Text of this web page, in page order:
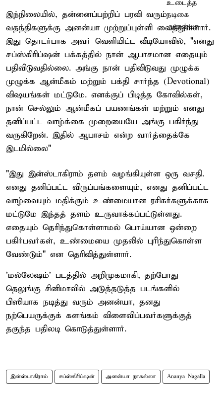
இந்நிலையில், தன்னைப்பற்றிப் பரவி வரும்
வதந்திகளுக்கு அனன்யா முற்றுப்புள்ளி வைத்துள்ளார்.
இது தொடர்பாக அவர் வெளியிட்ட வீடியோவில், "எனது
சப்ஸ்கிரிப்ஷன் பக்கத்தில் நான் ஆபாசமான எதையும்
பதிவிடுவதில்லை. அங்கு நான் பதிவிடுவது முழுக்க
முழுக்க ஆன்மீகம் மற்றும் பக்தி சார்ந்த (Devotional)
விஷயங்கள் மட்டுமே. எனக்குப் பிடித்த கோவில்கள்,
நான் செல்லும் ஆன்மீகப் பயணங்கள் மற்றும் எனது
தனிப்பட்ட வாழ்க்கை முறையையே அங்கு பகிர்ந்து
வருகிறேன். இதில் ஆபாசம் என்ற வார்த்தைக்கே
இடமில்லை"
"இது இன்ஸ்டாகிராம் தளம் வழங்கியுள்ள ஒரு வசதி.
எனது தனிப்பட்ட விருப்பங்களையும், எனது தனிப்பட்ட
வாழ்வையும் மதிக்கும் உண்மையான ரசிகர்களுக்காக
மட்டுமே இந்தத் தளம் உருவாக்கப்பட்டுள்ளது.
எதையும் தெரிந்துகொள்ளாமல் பொய்யான ஒன்றை
பகிர்பவர்கள், உண்மையை முதலில் புரிந்துகொள்ள
வேண்டும்" என தெரிவித்துள்ளார்.
'மல்லேஷம்' படத்தில் அறிமுகமாகி, தற்போது
தெலுங்கு சினிமாவில் அடுத்தடுத்த படங்களில்
பிஸியாக நடித்து வரும் அனன்யா, தனது
நற்பெயருக்குக் களங்கம் விளைவிப்பவர்களுக்குத்
தகுந்த பதிலடி கொடுத்துள்ளார்.
இன்ஸ்டாகிராம் சப்ஸ்கிரிப்ஷன் அனன்யா நாகல்லா Ananya Nagalla